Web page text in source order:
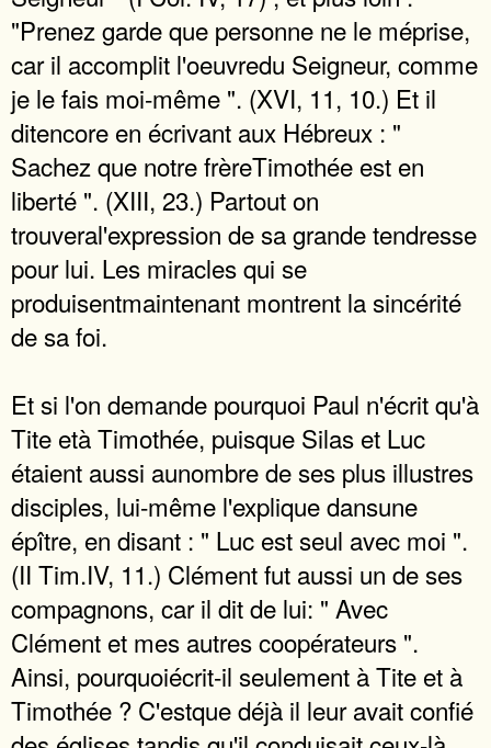
"Prenez garde que personne ne le méprise,
car il accomplit l'oeuvredu Seigneur, comme
je le fais moi-même ". (XVI, 11, 10.) Et il
ditencore en écrivant aux Hébreux : "
Sachez que notre frèreTimothée est en
liberté ". (XIII, 23.) Partout on
trouveral'expression de sa grande tendresse
pour lui. Les miracles qui se
produisentmaintenant montrent la sincérité
de sa foi.
Et si l'on demande pourquoi Paul n'écrit qu'à
Tite età Timothée, puisque Silas et Luc
étaient aussi aunombre de ses plus illustres
disciples, lui-même l'explique dansune
épître, en disant : " Luc est seul avec moi ".
(II Tim.IV, 11.) Clément fut aussi un de ses
compagnons, car il dit de lui: " Avec
Clément et mes autres coopérateurs ".
Ainsi, pourquoiécrit-il seulement à Tite et à
Timothée ? C'estque déjà il leur avait confié